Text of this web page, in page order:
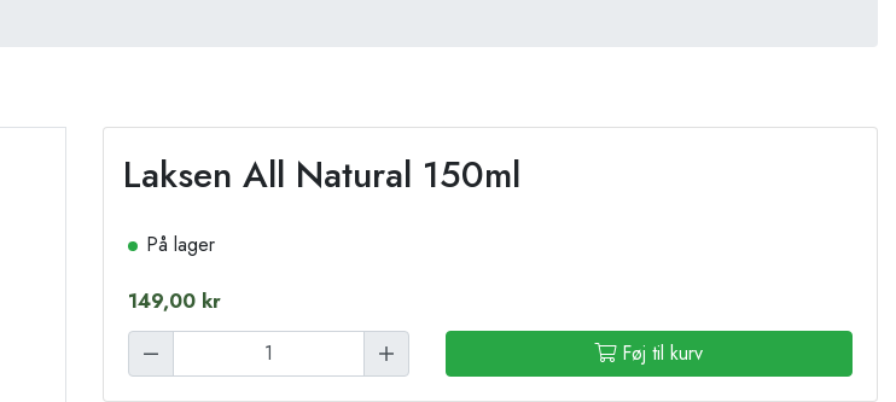
Laksen All Natural 150ml
På lager
149,00 kr
Føj til kurv